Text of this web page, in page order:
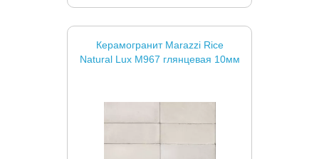
Керамогранит Marazzi Rice
Natural Lux M967 глянцевая 10мм